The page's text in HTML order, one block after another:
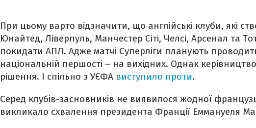
При цьому варто відзначити, що англійські клуби, які
Юнайтед, Ліверпуль, Манчестер Сіті, Челсі, Арсенал та
покидати АПЛ. Адже матчі Суперліги планують
національній першості – на вихідних. Однак
рішення. І спільно з УЄФА виступило проти.
Серед клубів-засновників не виявилося жодної
викликало схвалення президента Франції Еммануеля